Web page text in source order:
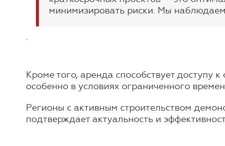
минимизировать риски. Мы
.
Кроме того, аренда способствует доступу
особенно в условиях ограниченного
Регионы с активным строительством
подтверждает актуальность и